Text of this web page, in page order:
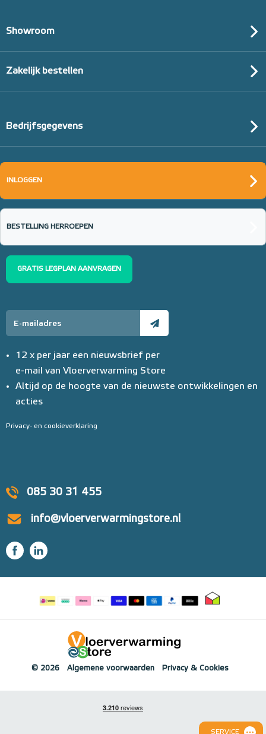
085 30 31 455
info@vloerverwarmingstore.nl
Showroom
Zakelijk bestellen
Bedrijfsgegevens
INLOGGEN
BESTELLING HERROEPEN
GRATIS LEGPLAN AANVRAGEN
12 x per jaar een nieuwsbrief per
e-mail van Vloerverwarming Store
Altijd op de hoogte van de nieuwste ontwikkelingen en
acties
Privacy- en cookieverklaring
© 2026 Algemene voorwaarden Privacy & Cookies
SERVICE